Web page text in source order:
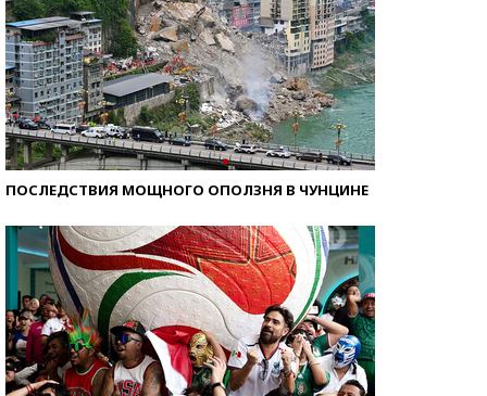
ПОСЛЕДСТВИЯ МОЩНОГО ОПОЛЗНЯ В ЧУНЦИНЕ